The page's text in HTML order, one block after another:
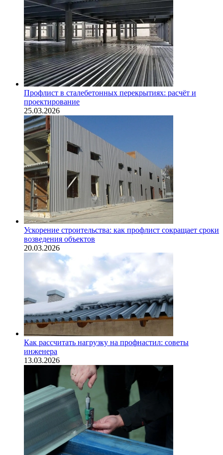
Профлист в сталебетонных перекрытиях: расчёт и
проектирование
25.03.2026
Ускорение строительства: как профлист сокращает сроки
возведения объектов
20.03.2026
Как рассчитать нагрузку на профнастил: советы
инженера
13.03.2026